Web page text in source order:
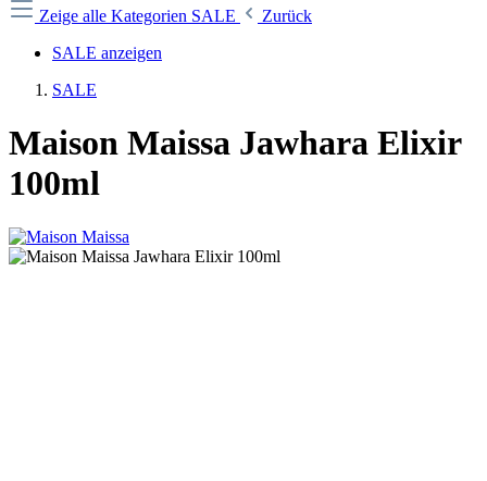
Zeige alle Kategorien SALE
Zurück
SALE anzeigen
SALE
Maison Maissa Jawhara Elixir
100ml